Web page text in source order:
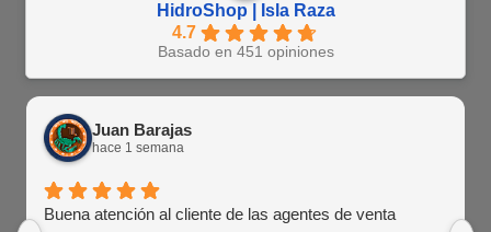
HidroShop | Isla Raza
4.7
Basado en 451 opiniones
Juan Barajas
hace 1 semana
Buena atención al cliente de las agentes de venta